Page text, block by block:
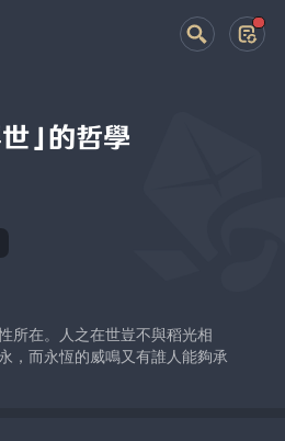
世」的哲學
所在。人之在世豈不與稻光相
，而永恆的威鳴又有誰人能夠承